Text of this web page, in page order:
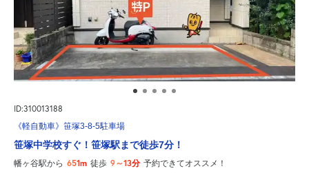
ID:310013188
《軽自動車》笹塚3-8-5駐車場
笹塚中学校すぐ！笹塚駅まで徒歩7分！
幡ヶ谷駅から 651m 徒歩 9～13分 予約できてオススメ！